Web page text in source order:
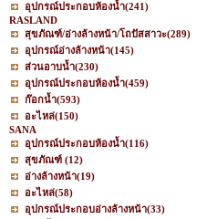
อุปกรณ์ประกอบห้องน้ำ(241)
RASLAND
สุขภัณฑ์/อ่างล้างหน้า/โถปัสสาวะ(289)
อุปกรณ์อ่างล้างหน้า(145)
ส่วนอาบน้ำ(230)
อุปกรณ์ประกอบห้องน้ำ(459)
ก๊อกน้ำ(593)
อะไหล่(150)
SANA
อุปกรณ์ประกอบห้องน้ำ(116)
สุขภัณฑ์ (12)
อ่างล้างหน้า(19)
อะไหล่(58)
อุปกรณ์ประกอบอ่างล้างหน้า(33)